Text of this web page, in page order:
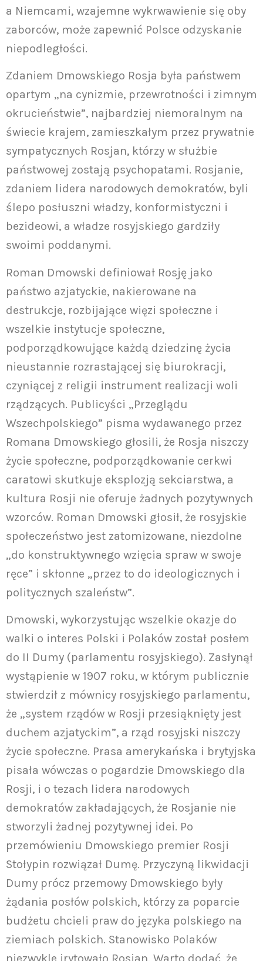
a Niemcami, wzajemne wykrwawienie się oby
zaborców, może zapewnić Polsce odzyskanie
niepodległości.
Zdaniem Dmowskiego Rosja była państwem
opartym „na cynizmie, przewrotności i zimnym
okrucieństwie”, najbardziej niemoralnym na
świecie krajem, zamieszkałym przez prywatnie
sympatycznych Rosjan, którzy w służbie
państwowej zostają psychopatami. Rosjanie,
zdaniem lidera narodowych demokratów, byli
ślepo posłuszni władzy, konformistyczni i
bezideowi, a władze rosyjskiego gardziły
swoimi poddanymi.
Roman Dmowski definiował Rosję jako
państwo azjatyckie, nakierowane na
destrukcje, rozbijające więzi społeczne i
wszelkie instytucje społeczne,
podporządkowujące każdą dziedzinę życia
nieustannie rozrastającej się biurokracji,
czyniącej z religii instrument realizacji woli
rządzących. Publicyści „Przeglądu
Wszechpolskiego” pisma wydawanego przez
Romana Dmowskiego głosili, że Rosja niszczy
życie społeczne, podporządkowanie cerkwi
caratowi skutkuje eksplozją sekciarstwa, a
kultura Rosji nie oferuje żadnych pozytywnych
wzorców. Roman Dmowski głosił, że rosyjskie
społeczeństwo jest zatomizowane, niezdolne
„do konstruktywnego wzięcia spraw w swoje
ręce” i skłonne „przez to do ideologicznych i
politycznych szaleństw”.
Dmowski, wykorzystując wszelkie okazje do
walki o interes Polski i Polaków został posłem
do II Dumy (parlamentu rosyjskiego). Zasłynął
wystąpienie w 1907 roku, w którym publicznie
stwierdził z mównicy rosyjskiego parlamentu,
że „system rządów w Rosji przesiąknięty jest
duchem azjatyckim”, a rząd rosyjski niszczy
życie społeczne. Prasa amerykańska i brytyjska
pisała wówczas o pogardzie Dmowskiego dla
Rosji, i o tezach lidera narodowych
demokratów zakładających, że Rosjanie nie
stworzyli żadnej pozytywnej idei. Po
przemówieniu Dmowskiego premier Rosji
Stołypin rozwiązał Dumę. Przyczyną likwidacji
Dumy prócz przemowy Dmowskiego były
żądania posłów polskich, którzy za poparcie
budżetu chcieli praw do języka polskiego na
ziemiach polskich. Stanowisko Polaków